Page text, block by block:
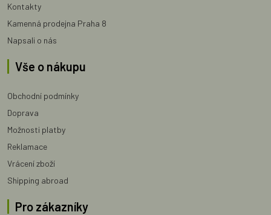
Kontakty
Kamenná prodejna Praha 8
Napsali o nás
Vše o nákupu
Obchodní podmínky
Doprava
Možnosti platby
Reklamace
Vrácení zboží
Shipping abroad
Pro zákazníky